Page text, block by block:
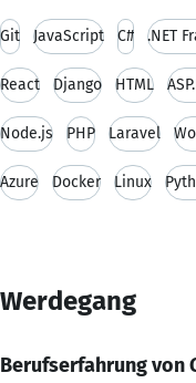
Git JavaScript C# .NET
React Django HTML
Node.js PHP Laravel
Azure Docker Linux
Werdegang
Berufserfahrung von